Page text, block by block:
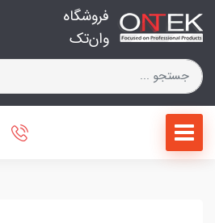
فروشگاه
وان‌تک